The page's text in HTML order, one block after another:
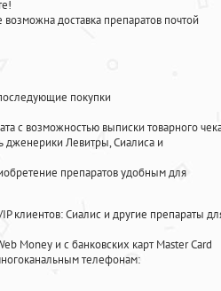
доставка препаратов почтой
покупки
с возможностью выписки товарного
дженерики Левитры, Сиалиса и
препаратов удобным для
клиентов: Сиалис и другие препараты
Money и с банковских карт Master Card
телефонам: